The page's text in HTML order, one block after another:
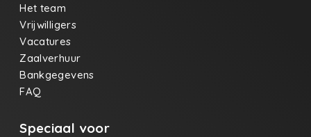
Het team
Vrijwilligers
Vacatures
Zaalverhuur
Bankgegevens
FAQ
Speciaal voor